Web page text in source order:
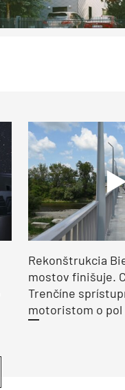
Rekonštrukcia
mostov finišuje.
Trenčíne
motoristom o pol